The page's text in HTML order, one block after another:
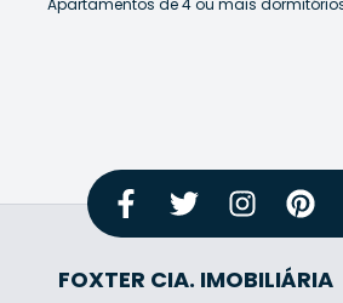
FOXTER CIA. IMOBILIÁRIA